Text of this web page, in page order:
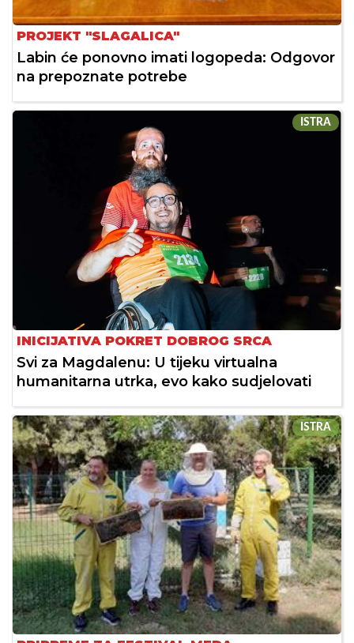
PROJEKT "SLAGALICA"
Labin će ponovno imati logopeda: Odgovor
na prepoznate potrebe
ISTRA
INICIJATIVA POKRET DOBROG SRCA
Svi za Magdalenu: U tijeku virtualna
humanitarna utrka, evo kako sudjelovati
ISTRA